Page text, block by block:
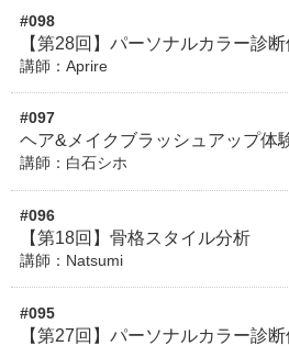
#098
【第28回】パーソナルカラー診
講師：Aprire
#097
ヘア&メイクブラッシュアップ体
講師：白石シホ
#096
【第18回】骨格スタイル分析
講師：Natsumi
#095
【第27回】パーソナルカラー診